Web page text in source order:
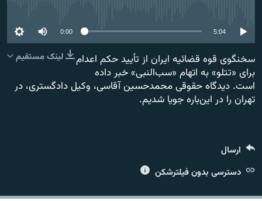
زبان‌های دیگر
0:00 5:04
لینک مستقیم
سخنگوی قوه قضائیه ایران از تأیید حکم اعدام
برای «تتلو» به اتهام «سب‌النبی» خبر داده
است. دیدگاه حقوقی محمدحسین آقاسی، وکیل دادگستری، در
تهران را در این‌باره جویا شدیم.
ارسال
دسترسی بدون فیلترشکن